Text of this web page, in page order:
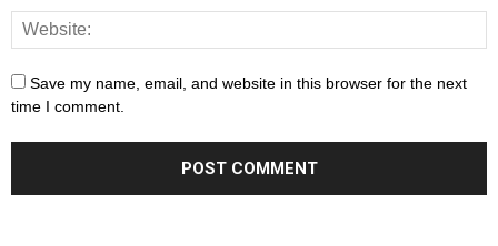
Save my name, email, and website in this browser for the next
time I comment.